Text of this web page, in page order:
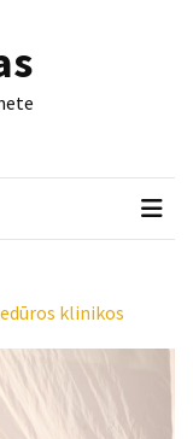
klinikos